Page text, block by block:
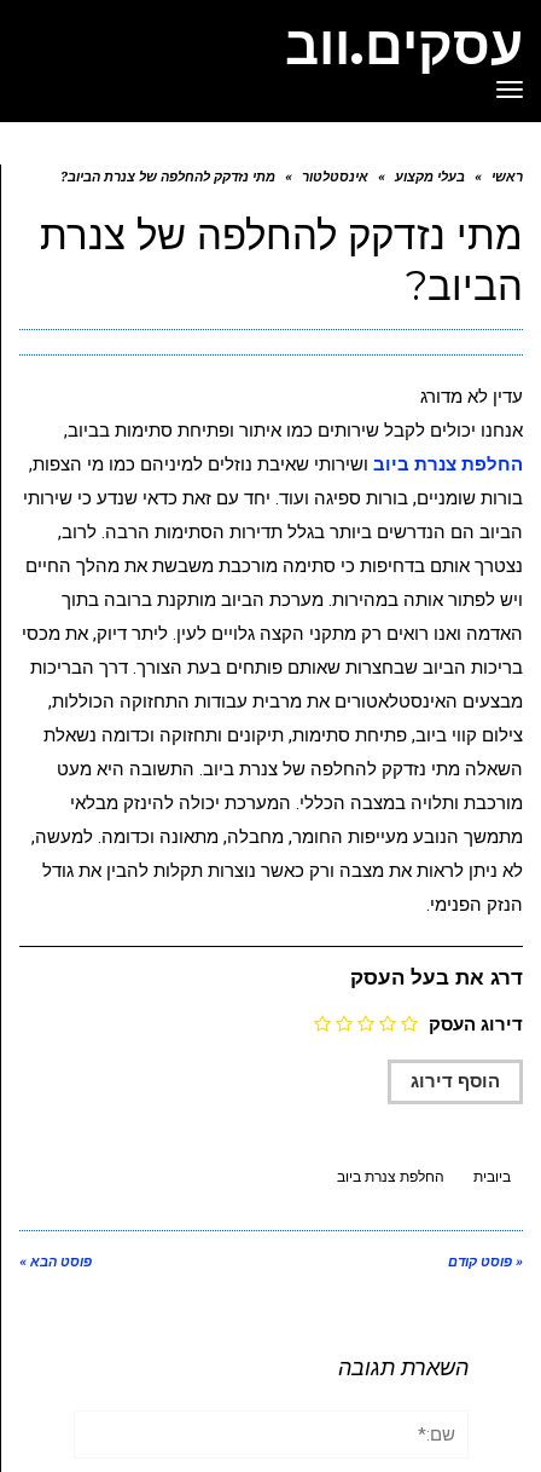
עסקים.ווב
תפריט
ראשי » בעלי מקצוע » אינסטלטור » מתי נזדקק להחלפה של צנרת הביוב?
מתי נזדקק להחלפה של צנרת
הביוב?
עדין לא מדורג
אנחנו יכולים לקבל שירותים כמו איתור ופתיחת סתימות בביוב,
החלפת צנרת ביוב ושירותי שאיבת נוזלים למיניהם כמו מי הצפות,
בורות שומניים, בורות ספיגה ועוד. יחד עם זאת כדאי שנדע כי שירותי
הביוב הם הנדרשים ביותר בגלל תדירות הסתימות הרבה. לרוב,
נצטרך אותם בדחיפות כי סתימה מורכבת משבשת את מהלך החיים
ויש לפתור אותה במהירות. מערכת הביוב מותקנת ברובה בתוך
האדמה ואנו רואים רק מתקני הקצה גלויים לעין. ליתר דיוק, את מכסי
בריכות הביוב שבחצרות שאותם פותחים בעת הצורך. דרך הבריכות
מבצעים האינסטלאטורים את מרבית עבודות התחזוקה הכוללות,
צילום קווי ביוב, פתיחת סתימות, תיקונים ותחזוקה וכדומה נשאלת
השאלה מתי נזדקק להחלפה של צנרת ביוב. התשובה היא מעט
מורכבת ותלויה במצבה הכללי. המערכת יכולה להינזק מבלאי
מתמשך הנובע מעייפות החומר, מחבלה, מתאונה וכדומה. למעשה,
לא ניתן לראות את מצבה ורק כאשר נוצרות תקלות להבין את גודל
הנזק הפנימי.
דרג את בעל העסק
דירוג העסק
ביובית החלפת צנרת ביוב
« פוסט קודם פוסט הבא »
השארת תגובה